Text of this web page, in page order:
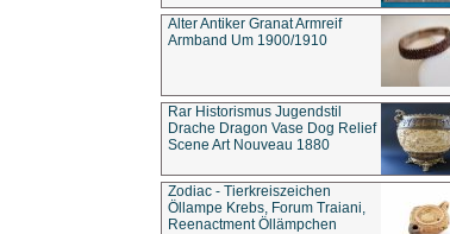
Alter Antiker Granat Armreif
Armband Um 1900/1910
Rar Historismus Jugendstil
Drache Dragon Vase Dog Relief
Scene Art Nouveau 1880
Zodiac - Tierkreiszeichen
Öllampe Krebs, Forum Traiani,
Reenactment Öllämpchen